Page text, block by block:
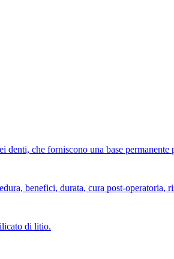
che forniscono una base
benefici, durata, cura post-
di litio.